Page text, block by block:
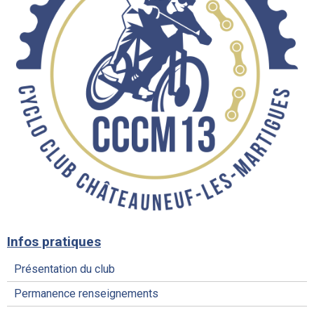
Infos pratiques
Présentation du club
Permanence renseignements